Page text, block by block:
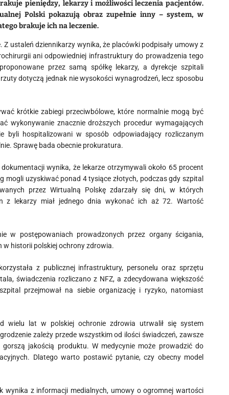
pieniędzy, lekarzy i możliwości leczenia pacjentów.
Polski pokazują obraz zupełnie inny – system, w
brakuje ich na leczenie.
ustaleń dziennikarzy wynika, że placówki podpisały umowy z
ani odpowiedniej infrastruktury do prowadzenia tego
przez samą spółkę lekarzy, a dyrekcje szpitali
dotyczą jednak nie wysokości wynagrodzeń, lecz sposobu
krótkie zabiegi przeciwbólowe, które normalnie mogą być
wykonywanie znacznie droższych procedur wymagających
byli hospitalizowani w sposób odpowiadający rozliczanym
Sprawę bada obecnie prokuratura.
wynika, że lekarze otrzymywali około 65 procent
uzyskiwać ponad 4 tysiące złotych, podczas gdy szpital
przez Wirtualną Polskę zdarzały się dni, w których
z lekarzy miał jednego dnia wykonać ich aż 72. Wartość
w postępowaniach prowadzonych przez organy ścigania,
w historii polskiej ochrony zdrowia.
z publicznej infrastruktury, personelu oraz sprzętu
świadczenia rozliczano z NFZ, a zdecydowana większość
przejmował na siebie organizację i ryzyko, natomiast
wielu lat w polskiej ochronie zdrowia utrwalił się system
zależy przede wszystkim od ilości świadczeń, zawsze
jakością produktu. W medycynie może prowadzić do
Dlatego warto postawić pytanie, czy obecny model
z informacji medialnych, umowy o ogromnej wartości